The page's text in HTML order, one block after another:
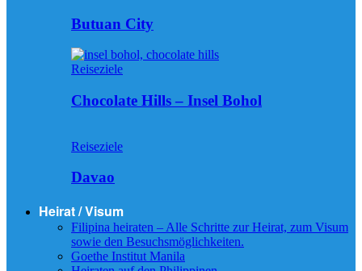
Butuan City
Reiseziele
Chocolate Hills – Insel Bohol
Reiseziele
Davao
Heirat / Visum
Filipina heiraten – Alle Schritte zur Heirat, zum Visum
sowie den Besuchsmöglichkeiten.
Goethe Institut Manila